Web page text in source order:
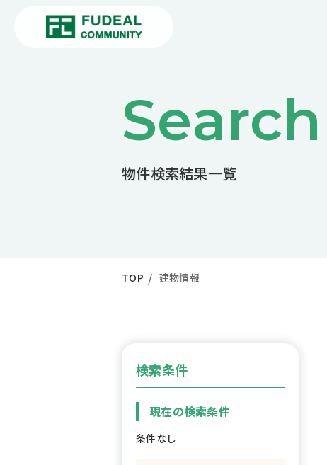
物件検索結果一覧
Search
TOP 建物情報
検索条件
現在の検索条件
条件なし